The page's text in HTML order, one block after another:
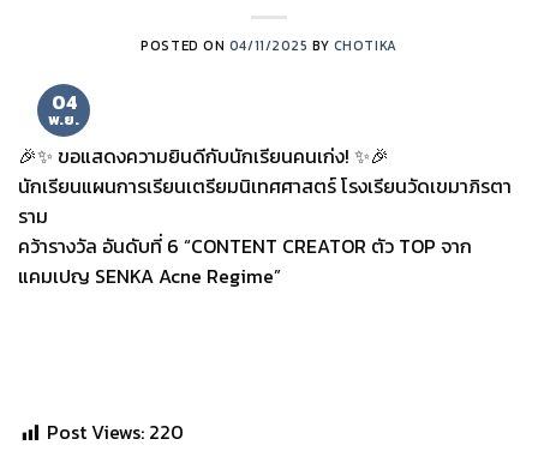
POSTED ON 04/11/2025 BY CHOTIKA
04
พ.ย.
🎉✨ ขอแสดงความยินดีกับนักเรียนคนเก่ง! ✨🎉
นักเรียนแผนการเรียนเตรียมนิเทศศาสตร์ โรงเรียนวัดเขมาภิรตา
ราม
คว้ารางวัล อันดับที่ 6 “CONTENT CREATOR ตัว TOP จาก
แคมเปญ SENKA Acne Regime”
Post Views: 220